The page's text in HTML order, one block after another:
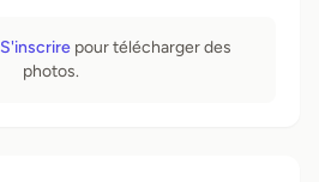
S'inscrirepour télécharger des
photos.